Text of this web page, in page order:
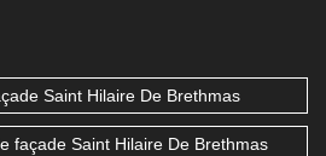
Saint Hilaire De Brethmas
façade Saint Hilaire De Brethmas